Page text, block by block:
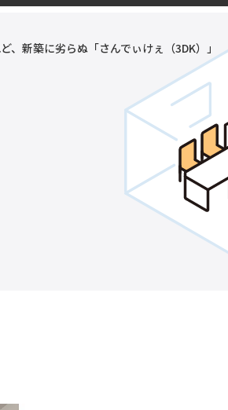
、新築に劣らぬ「さんでぃけぇ（3DK）」